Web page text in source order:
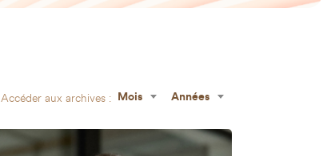
Accéder aux archives : Mois Années